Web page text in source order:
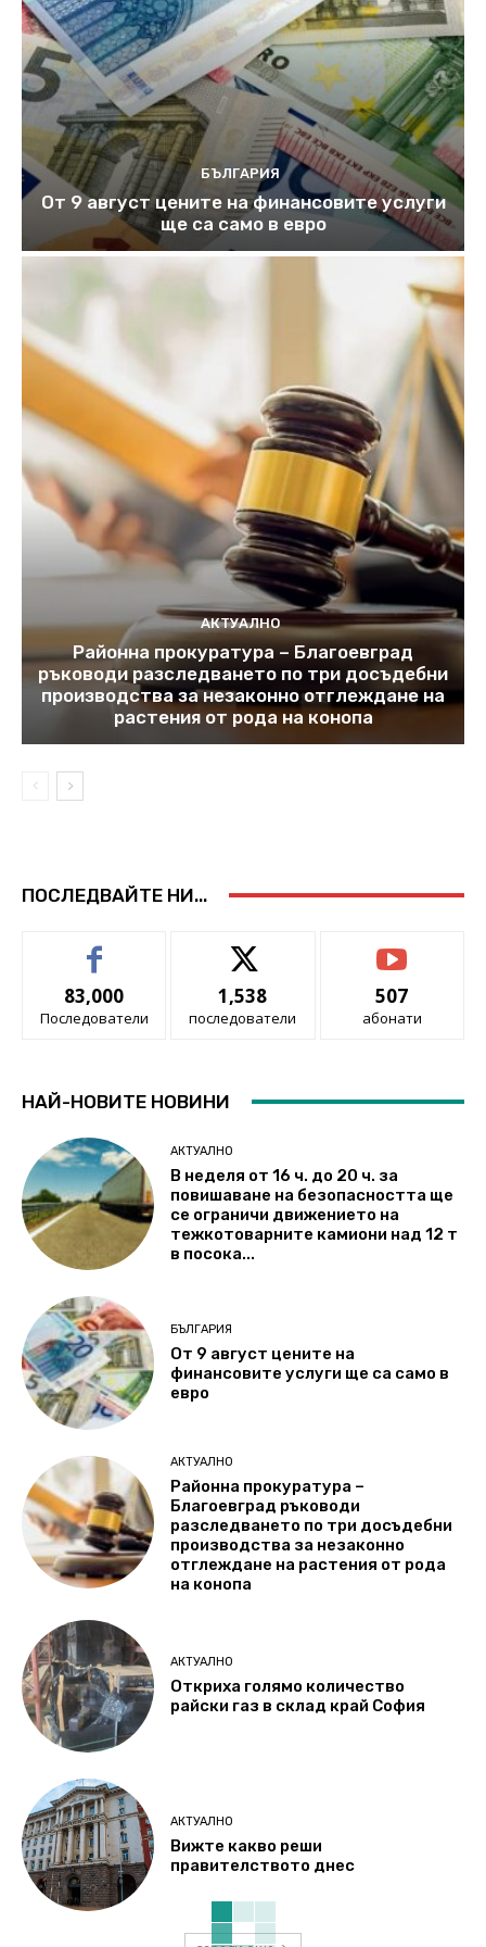
БЪЛГАРИЯ
От 9 август цените на финансовите услуги
ще са само в евро
АКТУАЛНО
Районна прокуратура – Благоевград
ръководи разследването по три досъдебни
производства за незаконно отглеждане на
растения от рода на конопа
ПОСЛЕДВАЙТЕ НИ...
83,000
Последователи
1,538
последователи
507
абонати
НАЙ-НОВИТЕ НОВИНИ
АКТУАЛНО
В неделя от 16 ч. до 20 ч. за
повишаване на безопасността ще
се ограничи движението на
тежкотоварните камиони над 12 т
в посока...
БЪЛГАРИЯ
От 9 август цените на
финансовите услуги ще са само в
евро
АКТУАЛНО
Районна прокуратура –
Благоевград ръководи
разследването по три досъдебни
производства за незаконно
отглеждане на растения от рода
на конопа
АКТУАЛНО
Откриха голямо количество
райски газ в склад край София
АКТУАЛНО
Вижте какво реши
правителството днес